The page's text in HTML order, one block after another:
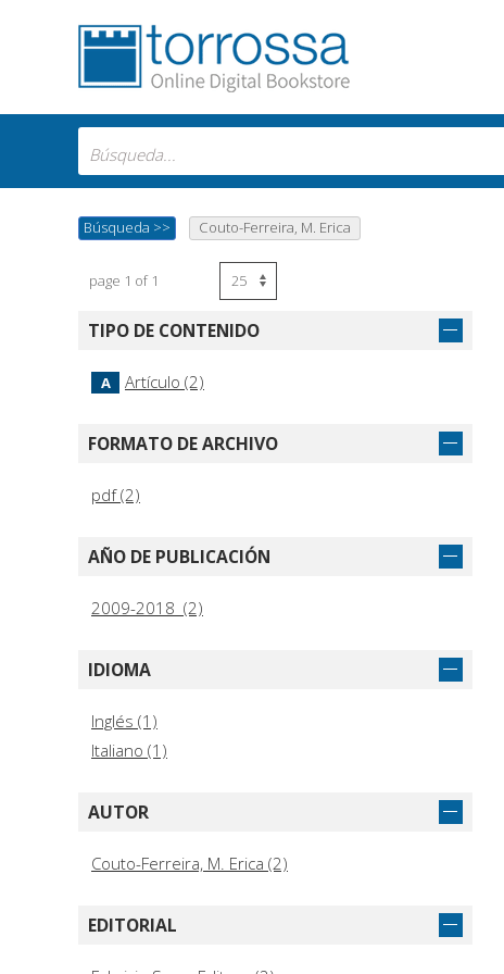
Búsqueda >> Couto-Ferreira, M. Erica
page 1 of 1
TIPO DE CONTENIDO
A Artículo (2)
FORMATO DE ARCHIVO
pdf (2)
AÑO DE PUBLICACIÓN
2009-2018 (2)
IDIOMA
Inglés (1)
Italiano (1)
AUTOR
Couto-Ferreira, M. Erica (2)
EDITORIAL